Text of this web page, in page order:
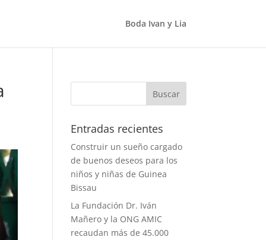
Boda Ivan y Lia
Entradas recientes
Construir un sueño cargado
de buenos deseos para los
niños y niñas de Guinea
Bissau
La Fundación Dr. Iván
Mañero y la ONG AMIC
recaudan más de 45.000